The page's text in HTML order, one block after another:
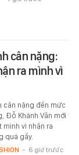
cân nặng:
ra mình vì
cân nặng đến mức
Đỗ Khánh Vân mới
mình vì nhận ra
quá gầy.
- 6 giờ trước